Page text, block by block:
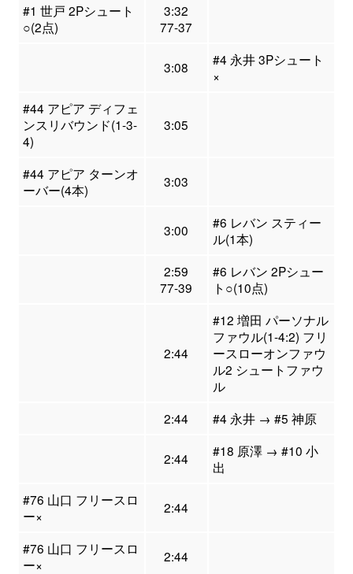
#1 世戸 2Pシュート
○(2点)
3:32
77-37
3:08
#4 永井 3Pシュート
×
#44 アピア ディフェ
ンスリバウンド(1-3-
4)
3:05
#44 アピア ターンオ
ーバー(4本)
3:03
3:00
#6 レバン スティー
ル(1本)
2:59
77-39
#6 レバン 2Pシュー
ト○(10点)
2:44
#12 増田 パーソナル
ファウル(1-4:2) フリ
ースローオンファウ
ル2 シュートファウ
ル
2:44
#4 永井 → #5 神原
2:44
#18 原澤 → #10 小
出
#76 山口 フリースロ
ー×
2:44
#76 山口 フリースロ
ー×
2:44